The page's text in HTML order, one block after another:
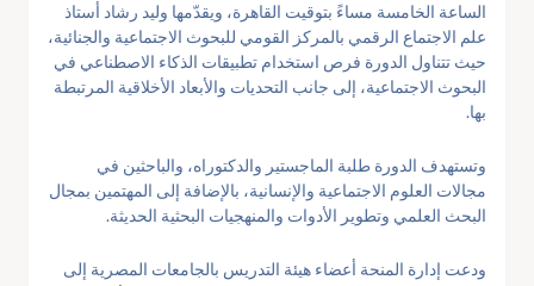
الساعة الخامسة مساءً بتوقيت القاهرة، ويقدّمها وليد رشاد أستاذ
علم الاجتماع الرقمي بالمركز القومي للبحوث الاجتماعية والجنائية،
حيث تتناول الدورة فرص استخدام تطبيقات الذكاء الاصطناعي في
البحوث الاجتماعية، إلى جانب التحديات والأبعاد الأخلاقية المرتبطة
بها.
وتستهدف الدورة طلبة الماجستير والدكتوراه، والباحثين في
مجالات العلوم الاجتماعية والإنسانية، بالإضافة إلى المهتمين بمجال
البحث العلمي وتطوير الأدوات والمنهجيات البحثية الحديثة.
ودعت إدارة المنحة أعضاء هيئة التدريس بالجامعات المصرية إلى